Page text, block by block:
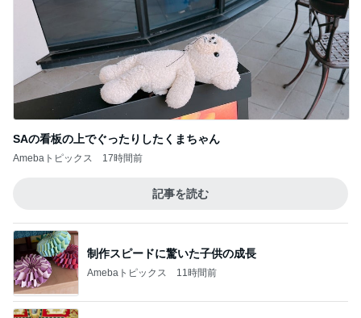
SAの看板の上でぐったりしたくまちゃん
Amebaトピックス 17時間前
記事を読む
制作スピードに驚いた子供の成長
Amebaトピックス 11時間前